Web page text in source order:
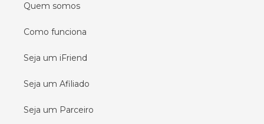
Quem somos
Como funciona
Seja um iFriend
Seja um Afiliado
Seja um Parceiro